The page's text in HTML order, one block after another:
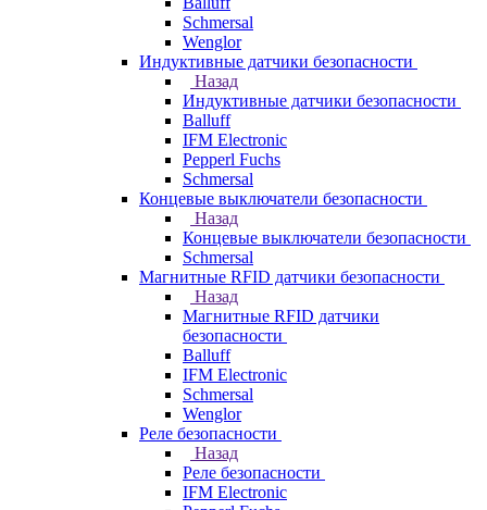
Schmersal
Wenglor
Индуктивные датчики безопасности
Назад
Индуктивные датчики безопасности
Balluff
IFM Electronic
Pepperl Fuchs
Schmersal
Концевые выключатели безопасности
Назад
Концевые выключатели безопасности
Schmersal
Магнитные RFID датчики безопасности
Назад
Магнитные RFID датчики
безопасности
Balluff
IFM Electronic
Schmersal
Wenglor
Реле безопасности
Назад
Реле безопасности
IFM Electronic